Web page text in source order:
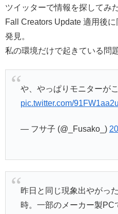
ツイッターで情報を探してみ
Fall Creators Update 適用後
発見。
私の環境だけで起きている問
や、やっぱりモニターが
pic.twitter.com/
— フサ子 (@_Fusako_)
昨日と同じ現象出やがっ
時。一部のメーカー製PC